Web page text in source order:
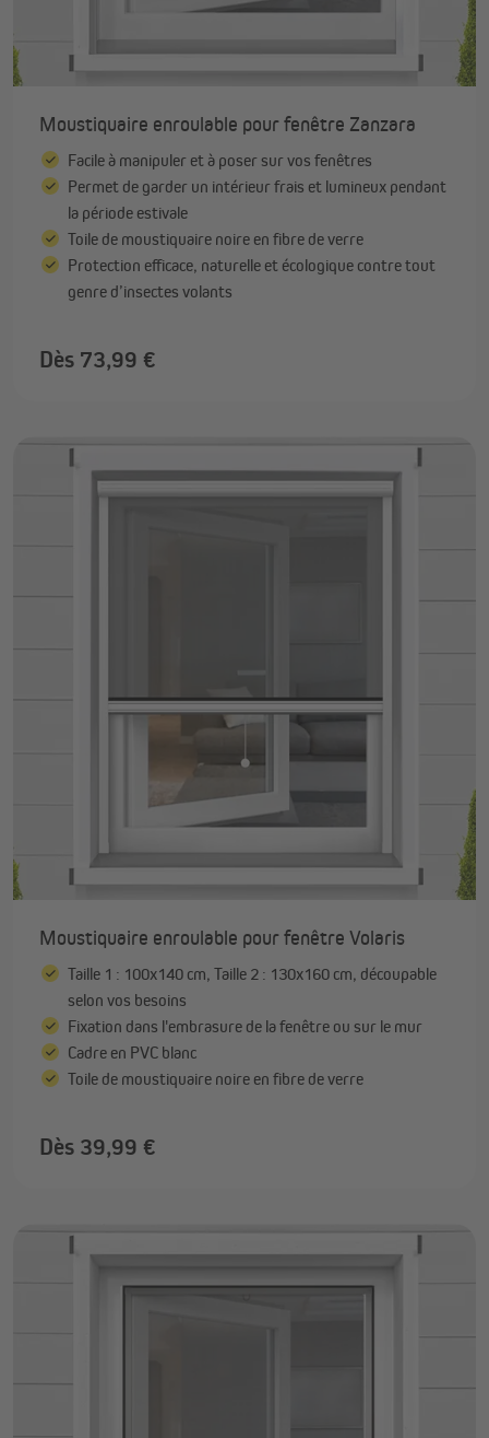
Moustiquaire enroulable pour fenêtre Zanzara
Facile à manipuler et à poser sur vos fenêtres
Permet de garder un intérieur frais et lumineux pendant
la période estivale
Toile de moustiquaire noire en fibre de verre
Protection efficace, naturelle et écologique contre tout
genre d’insectes volants
Dès 73,99 €
Moustiquaire enroulable pour fenêtre Volaris
Taille 1 : 100x140 cm, Taille 2 : 130x160 cm, découpable
selon vos besoins
Fixation dans l'embrasure de la fenêtre ou sur le mur
Cadre en PVC blanc
Toile de moustiquaire noire en fibre de verre
Dès 39,99 €